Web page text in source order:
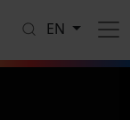
EN